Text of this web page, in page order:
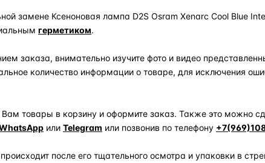
замене Ксеноновая лампа D2S Osram Xenarc Cool Blue
герметиком.
заказа, внимательно изучите фото и видео
количество информации о товаре, для исключения
товары в корзину и оформите заказ. Также это можно
или Telegram или позвонив по телефону
после его тщательного осмотра и упаковки в